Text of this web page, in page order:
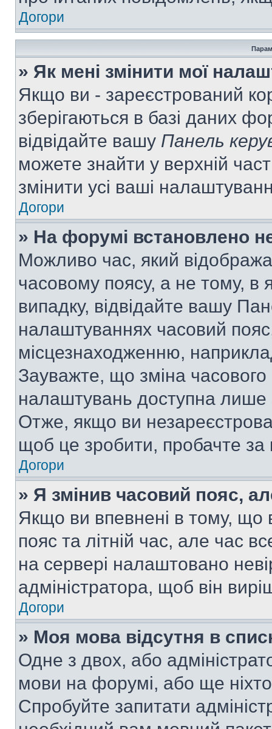
Догори
» Як мені змінити мої
Якщо ви - зареєстрований
зберігаються в базі даних
відвідайте вашу Панель
можете знайти у верхній
змінити усі ваші
Догори
» На форумі встановлено
Можливо час, який
часовому поясу, а не тому, в
випадку, відвідайте вашу
налаштуваннях часовий
місцезнаходженню,
Зауважте, що зміна часового
налаштувань доступна лише
Отже, якщо ви
щоб це зробити, пробачте за
Догори
» Я змінив часовий пояс,
Якщо ви впевнені в тому, що
пояс та літній час, але час
на сервері налаштовано
адміністратора, щоб він
Догори
» Моя мова відсутня в
Одне з двох, або
мови на форумі, або ще
Спробуйте запитати